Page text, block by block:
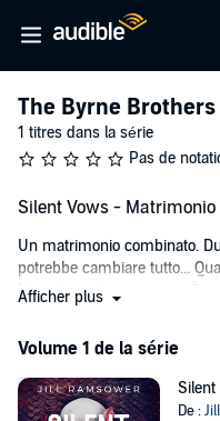
The Byrne Brothers
1 titres dans la série
Pas de
Silent Vows -
Un matrimonio combinato.
potrebbe cambiare tutto...
Noemi, non è per amore. È
sembri. Ma fidarsi può
©2025 Queen Edizioni
Afficher plus
Volume 1 de la série
Silent
De :